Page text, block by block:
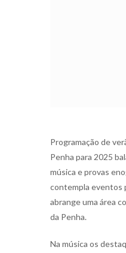
Programação de
Penha para 2025
música e provas
contempla eventos
abrange uma área
da Penha.
Na música os